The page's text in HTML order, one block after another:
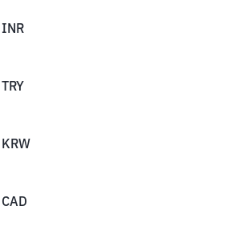
INR
TRY
KRW
CAD